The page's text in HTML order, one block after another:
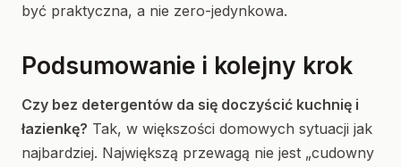
być praktyczna, a nie zero-jedynkowa.
Podsumowanie i kolejny krok
Czy bez detergentów da się doczyścić kuchnię i
łazienkę? Tak, w większości domowych sytuacji jak
najbardziej. Największą przewagą nie jest „cudowny